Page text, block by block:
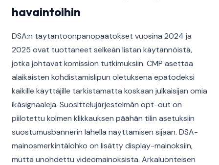
havaintoihin
DSA:n täytäntöönpanopäätökset vuosina 2024 ja
2025 ovat tuottaneet selkeän listan käytännöistä,
jotka johtavat komission tutkimuksiin. CMP asettaa
alaikäisten kohdistamislipun oletuksena epätodeksi
kaikille käyttäjille tarkistamatta koskaan julkaisijan omia
ikäsignaaleja. Suosittelujärjestelmän opt-out on
piilotettu kolmen klikkauksen päähän tilin asetuksiin
suostumusbannerin lähellä näyttämisen sijaan. DSA-
mainosmerkintälohko on lisätty display-mainoksiin,
mutta unohdettu videomainoksista. Arkaluonteisen